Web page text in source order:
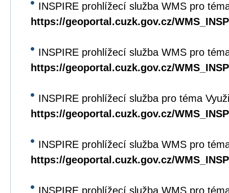
INSPIRE prohlížecí služba WMS pro
https://geoportal.cuzk.gov.cz/
INSPIRE prohlížecí služba WMS pro
https://geoportal.cuzk.gov.cz/
INSPIRE prohlížecí služba pro téma
https://geoportal.cuzk.gov.cz/
INSPIRE prohlížecí služba WMS pro
https://geoportal.cuzk.gov.cz/
INSPIRE prohlížecí služba WMS pro